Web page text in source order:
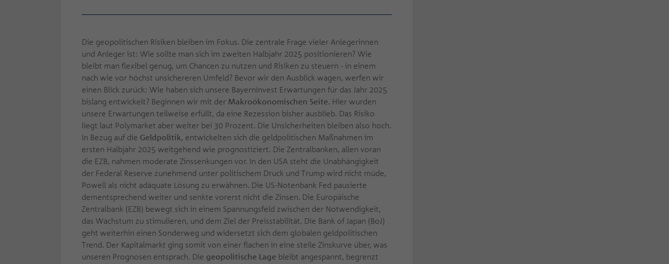
Die geopolitischen Risiken bleiben im Fokus. Die zentrale Frage vieler Anlegerinnen
und Anleger ist: Wie sollte man sich im zweiten Halbjahr 2025 positionieren? Wie
bleibt man flexibel genug, um Chancen zu nutzen und Risiken zu steuern - in einem
nach wie vor höchst unsichereren Umfeld? Bevor wir den Ausblick wagen, werfen wir
einen Blick zurück: Wie haben sich unsere BayernInvest Erwartungen für das Jahr 2025
bislang entwickelt? Beginnen wir mit der Makroökonomischen Seite. Hier wurden
unsere Erwartungen teilweise erfüllt, da eine Rezession bisher ausblieb. Das Risiko
liegt laut Polymarket aber weiter bei 30 Prozent. Die Unsicherheiten bleiben also hoch.
In Bezug auf die Geldpolitik, entwickelten sich die geldpolitischen Maßnahmen im
ersten Halbjahr 2025 weitgehend wie prognostiziert. Die Zentralbanken, allen voran
die EZB, nahmen moderate Zinssenkungen vor. In den USA steht die Unabhängigkeit
der Federal Reserve zunehmend unter politischem Druck und Trump wird nicht müde,
Powell als nicht adäquate Lösung zu erwähnen. Die US-Notenbank Fed pausierte
dementsprechend weiter und senkte vorerst nicht die Zinsen. Die Europäische
Zentralbank (EZB) bewegt sich in einem Spannungsfeld zwischen der Notwendigkeit,
das Wachstum zu stimulieren, und dem Ziel der Preisstabilität. Die Bank of Japan (BoJ)
geht weiterhin einen Sonderweg und widersetzt sich dem globalen geldpolitischen
Trend. Der Kapitalmarkt ging somit von einer flachen in eine steile Zinskurve über, was
unseren Prognosen entsprach. Die geopolitische Lage bleibt angespannt, begrenzt